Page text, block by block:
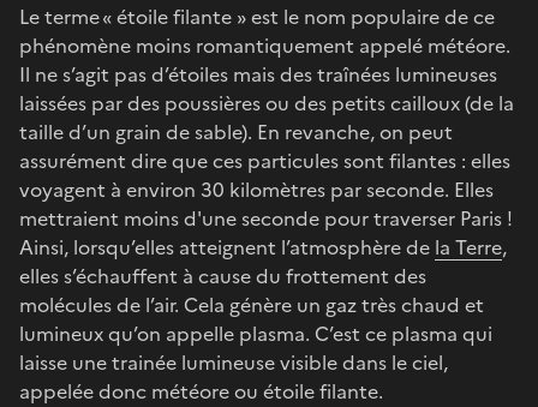
Le terme « étoile filante » est le nom populaire de ce
phénomène moins romantiquement appelé météore.
Il ne s’agit pas d’étoiles mais des traînées lumineuses
laissées par des poussières ou des petits cailloux (de la
taille d’un grain de sable). En revanche, on peut
assurément dire que ces particules sont filantes : elles
voyagent à environ 30 kilomètres par seconde. Elles
mettraient moins d'une seconde pour traverser Paris !
Ainsi, lorsqu’elles atteignent l’atmosphère de la Terre,
elles s’échauffent à cause du frottement des
molécules de l’air. Cela génère un gaz très chaud et
lumineux qu’on appelle plasma. C’est ce plasma qui
laisse une trainée lumineuse visible dans le ciel,
appelée donc météore ou étoile filante.